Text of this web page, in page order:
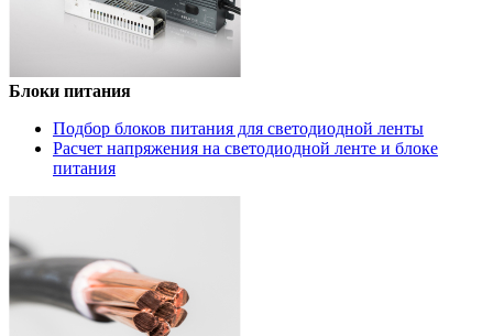
Блоки питания
Подбор блоков питания для светодиодной ленты
Расчет напряжения на светодиодной ленте и блоке
питания